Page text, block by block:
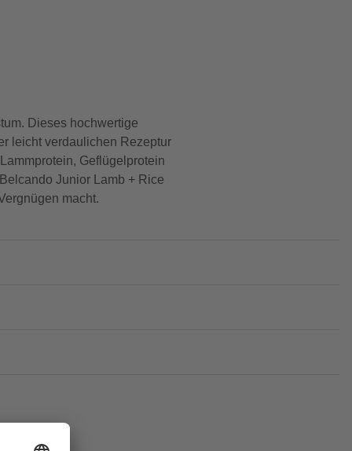
Dieses hochwertige
leicht verdaulichen Rezeptur
Geflügelprotein
Junior Lamb + Rice
macht.